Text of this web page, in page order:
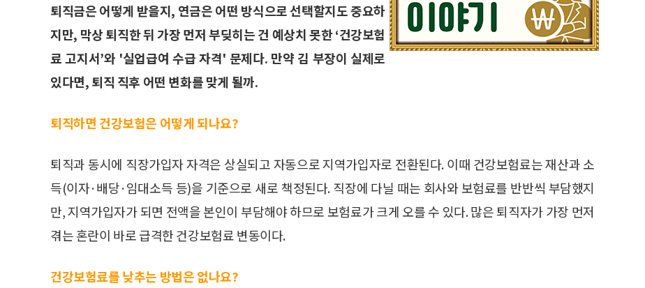
퇴직금은 어떻게 받을지, 연금은 어떤 방식으로 선택할지도 중요하
지만, 막상 퇴직한 뒤 가장 먼저 부딪히는 건 예상치 못한 ‘건강보험
료 고지서’와 '실업급여 수급 자격' 문제다. 만약 김 부장이 실제로
있다면, 퇴직 직후 어떤 변화를 맞게 될까.
퇴직하면 건강보험은 어떻게 되나요?
퇴직과 동시에 직장가입자 자격은 상실되고 자동으로 지역가입자로 전환된다. 이때 건강보험료는 재산과 소
득(이자·배당·임대소득 등)을 기준으로 새로 책정된다. 직장에 다닐 때는 회사와 보험료를 반반씩 부담했지
만, 지역가입자가 되면 전액을 본인이 부담해야 하므로 보험료가 크게 오를 수 있다. 많은 퇴직자가 가장 먼저
겪는 혼란이 바로 급격한 건강보험료 변동이다.
건강보험료를 낮추는 방법은 없나요?